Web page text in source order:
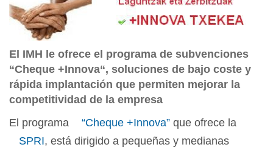
El IMH le ofrece el programa de subvenciones
“Cheque +Innova“, soluciones de bajo coste y
rápida implantación que permiten mejorar la
competitividad de la empresa
El programa
“Cheque +Innova” que ofrece la
SPRI, está dirigido a pequeñas y medianas